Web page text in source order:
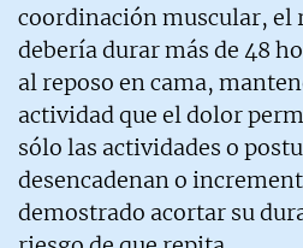
coordinación muscular, el
debería durar más de 48
al reposo en cama,
actividad que el dolor
sólo las actividades o
desencadenan o
demostrado acortar su